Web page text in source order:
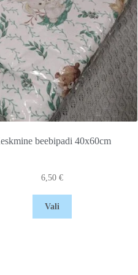
beebipadi 40x60cm
6,50 €
Vali